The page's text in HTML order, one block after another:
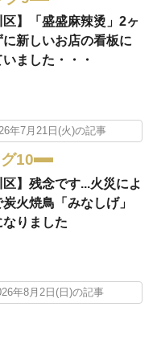
区】「盛盛麻辣烫」2ヶ
に新しいお店の看板に
ました・・・
年7月21日(火)の記事
10
区】残念です...火災によ
火焼鳥「みなしげ」
りました
年8月2日(日)の記事